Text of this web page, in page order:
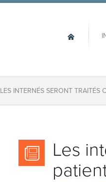
LES INTERNÉS SERONT TRAITÉS
Les